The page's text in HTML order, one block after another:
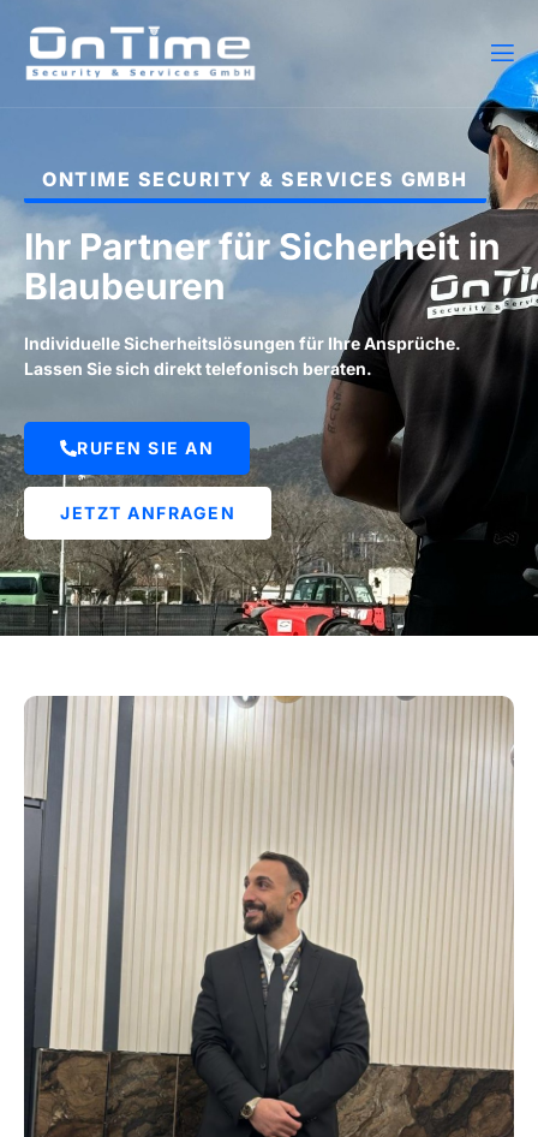
ONTIME SECURITY & SERVICES GMBH
Ihr Partner für Sicherheit in
Blaubeuren
Individuelle Sicherheitslösungen für Ihre Ansprüche.
Lassen Sie sich direkt telefonisch beraten.
RUFEN SIE AN
JETZT ANFRAGEN